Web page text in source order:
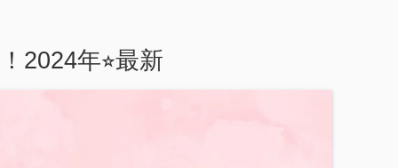
2024年⭐︎最新